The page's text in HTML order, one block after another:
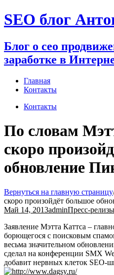
Перейти
к
SEO блог
Блог о сео
заработке в
Главная
Контакты
Контакты
По словам
скоро
обновление
Вернуться на главную страницу
скоро произойдёт большое
Май 14, 2013adminПресс-релизы
Заявление Мэтта Каттса –
борющегося с поисковым
весьма значительном
сделал на конференции SMX
добавит нервных клеток SEO-